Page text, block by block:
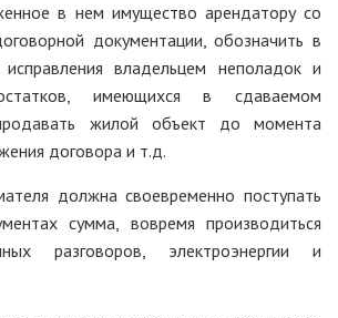
в нем имущество арендатору со
документации, обозначить в
владельцем неполадок и
имеющихся в сдаваемом
жилой объект до момента
договора и т.д.
должна своевременно поступать
сумма, вовремя производиться
разговоров, электроэнергии и